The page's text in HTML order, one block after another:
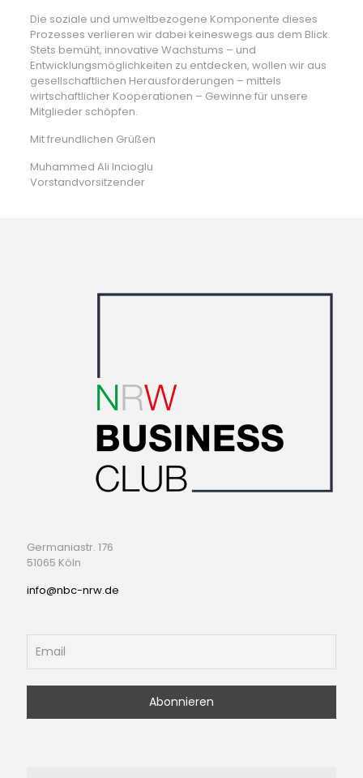
Die soziale und umweltbezogene Komponente dieses
Prozesses verlieren wir dabei keineswegs aus dem Blick.
Stets bemüht, innovative Wachstums – und
Entwicklungsmöglichkeiten zu entdecken, wollen wir aus
gesellschaftlichen Herausforderungen – mittels
wirtschaftlicher Kooperationen – Gewinne für unsere
Mitglieder schöpfen.
Mit freundlichen Grüßen
Muhammed Ali Incioglu
Vorstandvorsitzender
Germaniastr. 176
51065 Köln
info@nbc-nrw.de